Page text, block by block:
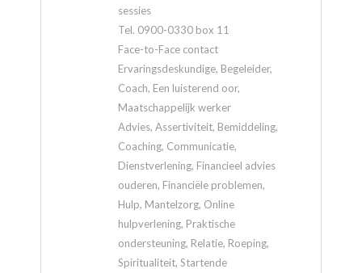
sessies
Tel. 0900-0330 box 11
Face-to-Face contact
Ervaringsdeskundige, Begeleider,
Coach, Een luisterend oor,
Maatschappelijk werker
Advies, Assertiviteit, Bemiddeling,
Coaching, Communicatie,
Dienstverlening, Financieel advies
ouderen, Financiële problemen,
Hulp, Mantelzorg, Online
hulpverlening, Praktische
ondersteuning, Relatie, Roeping,
Spiritualiteit, Startende